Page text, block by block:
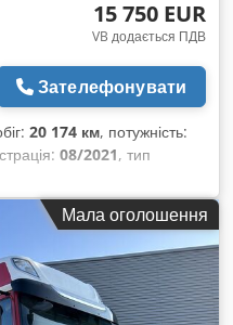
15 750 EUR
VB додається ПДВ
Зателефонувати
20 174 км, потужність:
08/2021, тип
, паливо:дизель, колір:
, тип передачі:
Євро 6,
4 950 мм, загальна
1 950 мм, довжина
вантажного відсіку:
Мала оголошення